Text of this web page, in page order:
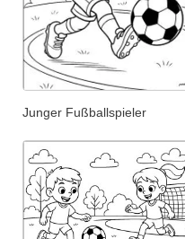
Junger Fußballspieler